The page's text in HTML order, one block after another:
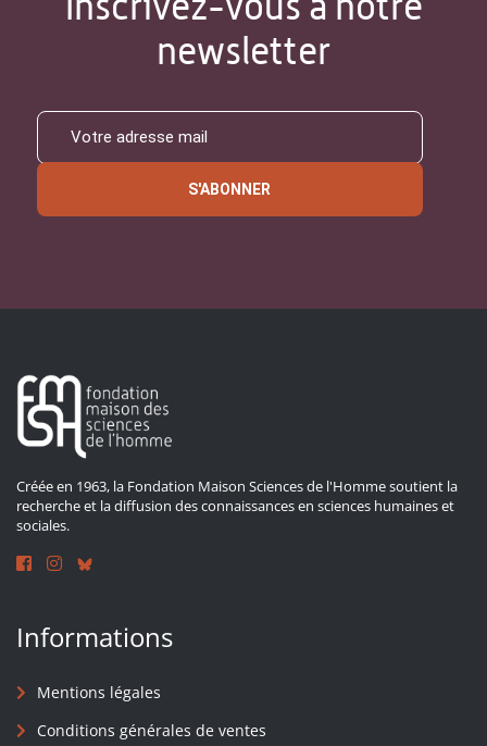
newsletter
S'ABONNER
Créée en 1963, la Fondation Maison Sciences de l'Homme soutient la
recherche et la diffusion des connaissances en sciences humaines et
sociales.
Informations
Mentions légales
Conditions générales de ventes